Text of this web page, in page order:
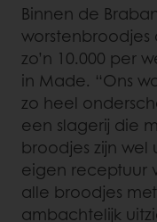
Binnen de
zo’n 10.000 per
in Made. “Ons
zo heel
een slagerij die
broodjes zijn
eigen receptuur
alle broodjes
ambachtelijk